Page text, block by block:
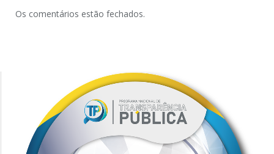
Os comentários estão fechados.